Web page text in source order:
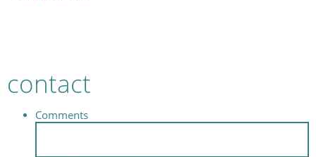
contact
Comments